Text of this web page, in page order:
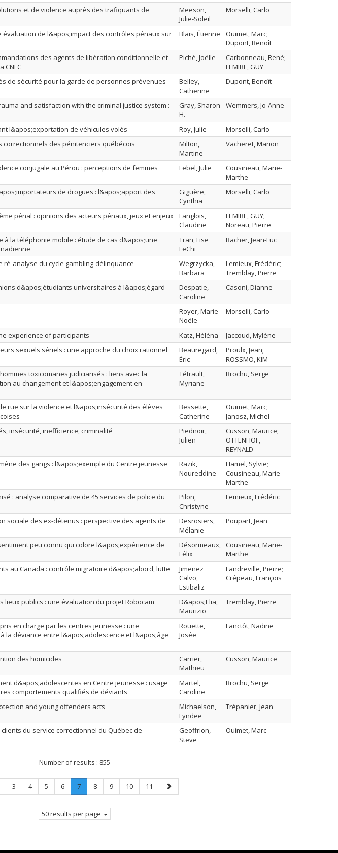
et de violence auprès des trafiquants de
Meeson,
Julie-Soleil
Morselli, Carlo
de l&apos;impact des contrôles pénaux sur
Blais, Étienne
Ouimet, Marc;
Dupont, Benoît
des agents de libération conditionnelle et
CNLC
Piché, Joëlle
Carbonneau, René;
LEMIRE, GUY
de sécurité pour la garde de personnes prévenues
Belley,
Catherine
Dupont, Benoît
and satisfaction with the criminal justice system :
Gray, Sharon
H.
Wemmers, Jo-Anne
l&apos;exportation de véhicules volés Roy, Julie
Morselli, Carlo
des pénitenciers québécois
Milton,
Martine
Vacheret, Marion
conjugale au Pérou : perceptions de femmes
Lebel, Julie
Cousineau, Marie-
Marthe
de drogues : l&apos;apport des
Giguère,
Cynthia
Morselli, Carlo
pénal : opinions des acteurs pénaux, jeux et enjeux
Langlois,
Claudine
LEMIRE, GUY;
Noreau, Pierre
à la téléphonie mobile : étude de cas d&apos;une
Tran, Lise
LeChi
Bacher, Jean-Luc
analyse du cycle gambling-délinquance
Wegrzycka,
Barbara
Lemieux, Frédéric;
Tremblay, Pierre
d&apos;étudiants universitaires à l&apos;égard
Despatie,
Caroline
Casoni, Dianne
Royer, Marie-
Noële
Morselli, Carlo
experience of participants Katz, Hélèna
Jaccoud, Mylène
sexuels sériels : une approche du choix rationnel
Beauregard,
Éric
Proulx, Jean;
ROSSMO, KIM
toxicomanes judiciarisés : liens avec la
au changement et l&apos;engagement en
Tétrault,
Myriane
Brochu, Serge
rue sur la violence et l&apos;insécurité des élèves
Bessette,
Catherine
Ouimet, Marc;
Janosz, Michel
insécurité, inefficience, criminalité
Piednoir,
Julien
Cusson, Maurice;
OTTENHOF,
REYNALD
des gangs : l&apos;exemple du Centre jeunesse
Razik,
Noureddine
Hamel, Sylvie;
Cousineau, Marie-
Marthe
: analyse comparative de 45 services de police du
Pilon,
Christyne
Lemieux, Frédéric
sociale des ex-détenus : perspective des agents de
Desrosiers,
Mélanie
Poupart, Jean
peu connu qui colore l&apos;expérience de
Désormeaux,
Félix
Cousineau, Marie-
Marthe
au Canada : contrôle migratoire d&apos;abord, lutte
Jimenez
Calvo,
Estibaliz
Landreville, Pierre;
Crépeau, François
lieux publics : une évaluation du projet Robocam
D&apos;Elia,
Maurizio
Tremblay, Pierre
en charge par les centres jeunesse : une
la déviance entre l&apos;adolescence et l&apos;âge
Rouette,
Josée
Lanctôt, Nadine
des homicides
Carrier,
Mathieu
Cusson, Maurice
d&apos;adolescentes en Centre jeunesse : usage
comportements qualifiés de déviants
Martel,
Caroline
Brochu, Serge
and young offenders acts
Michaelson,
Lyndee
Trépanier, Jean
du service correctionnel du Québec de
Geoffrion,
Steve
Ouimet, Marc
Number of results : 855
Page
3 Page
4 Page
5 Page
6 Page
7.
Current
Page
8 Page
9 Page
10 Page
11
Next
page
50 results per page